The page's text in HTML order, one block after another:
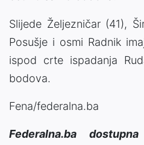
Slijede Željezničar (41),
Posušje i osmi Radnik
ispod crte ispadanja
bodova.
Fena/federalna.ba
Federalna.ba